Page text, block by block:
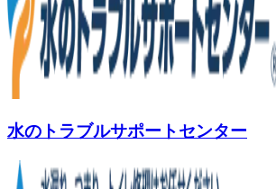
水のトラブルサポートセンター